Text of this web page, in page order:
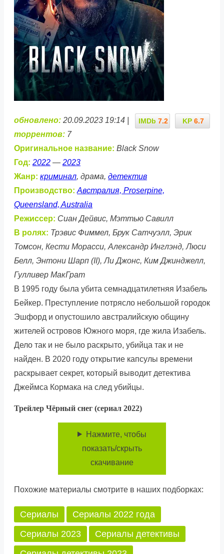
KP 6.7
IMDb 7.2
обновлено: 20.09.2023 19:14 |
торрентов: 7
Оригинальное название: Black Snow
Год: 2022 — 2023
Жанр: криминал, драма, детектив
Производство: Австралия, Proserpine,
Queensland, Australia
Режиссер: Сиан Дейвис, Мэттью Савилл
В ролях: Трэвис Фиммел, Брук Сатчуэлл, Эрик
Томсон, Кести Морасси, Александр Инглэнд, Люси
Белл, Энтони Шарп (II), Ли Джонс, Ким Джинджелл,
Гулливер МакГрат
В 1995 году была убита семнадцатилетняя Изабель
Бейкер. Преступление потрясло небольшой городок
Эшфорд и опустошило австралийскую общину
жителей островов Южного моря, где жила Изабель.
Дело так и не было раскрыто, убийца так и не
найден. В 2020 году открытие капсулы времени
раскрывает секрет, который выводит детектива
Джеймса Кормака на след убийцы.
Трейлер Чёрный снег (сериал 2022)
Нажмите, чтобы
показать/скрыть
скачивание
Похожие материалы смотрите в наших подборках:
Сериалы
Сериалы 2022 года
Сериалы 2023
Сериалы детективы